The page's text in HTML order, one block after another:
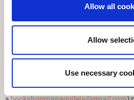
Allow all
Allow
Use necessary
adulto) e alle 18.00 (9-13 anni) per
Domus di Tito Macro e del Porto
su prenotazione obbligatoria (375
Alle 17.00 la conferenza al Museo
“Archeologia a colori” (ingresso